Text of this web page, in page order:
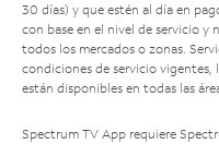
30 días) y que estén al día en
con base en el nivel de servicio y
todos los mercados o zonas.
condiciones de servicio vigentes,
están disponibles en todas las
Spectrum TV App requiere